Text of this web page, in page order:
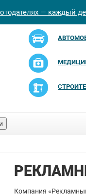
— каждый
Компания